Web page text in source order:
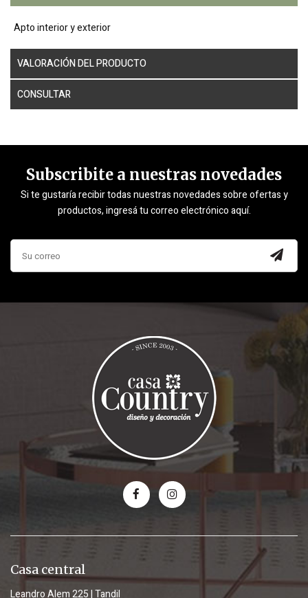
Apto interior y exterior
VALORACIÓN DEL PRODUCTO
CONSULTAR
Subscribite a nuestras novedades
Si te gustaría recibir todas nuestras novedades sobre ofertas y
productos, ingresá tu correo electrónico aquí.
Casa central
Leandro Alem 225 | Tandil